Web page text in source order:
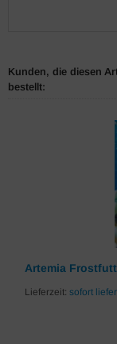
Kunden, die diesen
bestellt:
Artemia
Lieferzeit: sofort